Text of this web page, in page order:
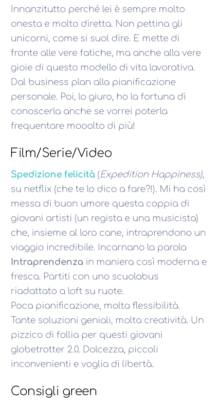
Innanzitutto perché lei è sempre molto
onesta e molto diretta. Non pettina gli
unicorni, come si suol dire. E mette di
fronte alle vere fatiche, ma anche alla vere
gioie di questo modello di vita lavorativa.
Dal business plan alla pianificazione
personale. Poi, lo giuro, ho la fortuna di
conoscerla anche se vorrei poterla
frequentare mooolto di più!
Film/Serie/Video
Spedizione felicità (Expedition Happiness),
su netflix (che te lo dico a fare?!). Mi ha così
messa di buon umore questa coppia di
giovani artisti (un regista e una musicista)
che, insieme al loro cane, intraprendono un
viaggio incredibile. Incarnano la parola
Intraprendenza in maniera così moderna e
fresca. Partiti con uno scuolabus
riadattato a loft su ruote.
Poca pianificazione, molta flessibilità.
Tante soluzioni geniali, molta creatività. Un
pizzico di follia per questi giovani
globetrotter 2.0. Dolcezza, piccoli
inconvenienti e voglia di libertà.
Consigli green